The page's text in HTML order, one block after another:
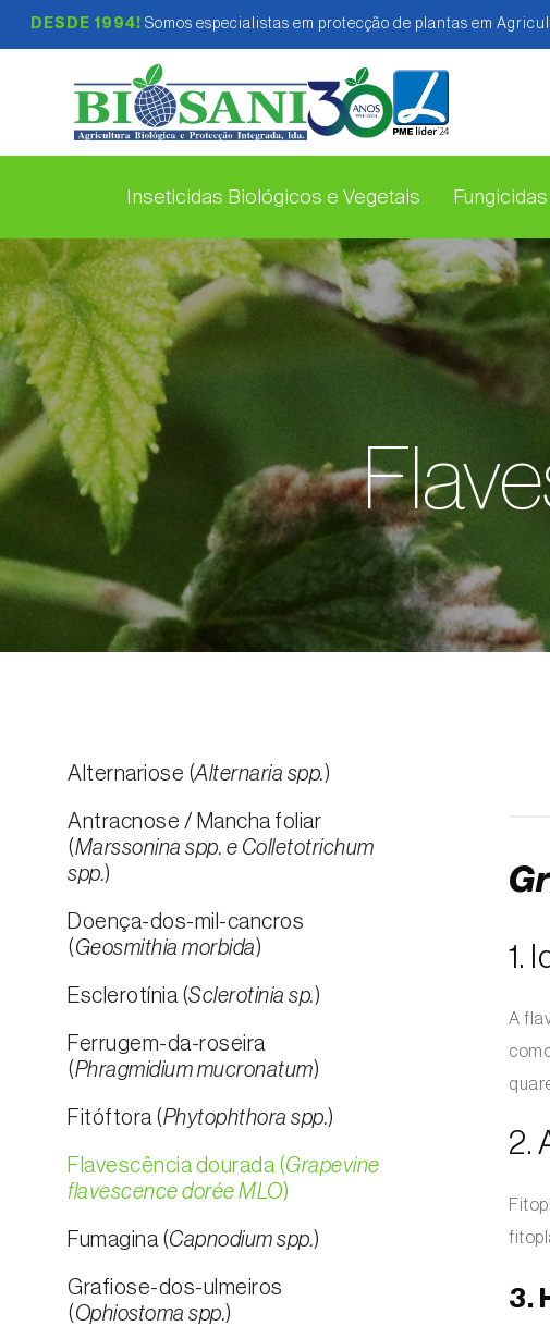
DESDE 1994! Somos especialistas em protecção de plantas em
Inseticidas Biológicos e Vegetais
Alternariose (Alternaria spp.)
Antracnose / Mancha foliar
(Marssonina spp. e Colletotrichum
spp.)
Doença-dos-mil-cancros
(Geosmithia morbida)
Esclerotínia (Sclerotinia sp.)
Ferrugem-da-roseira
(Phragmidium mucronatum)
Fitóftora (Phytophthora spp.)
Flavescência dourada (Grapevine
flavescence dorée MLO)
Fumagina (Capnodium spp.)
Grafiose-dos-ulmeiros
(Ophiostoma spp.)
1.
A
2.
3.